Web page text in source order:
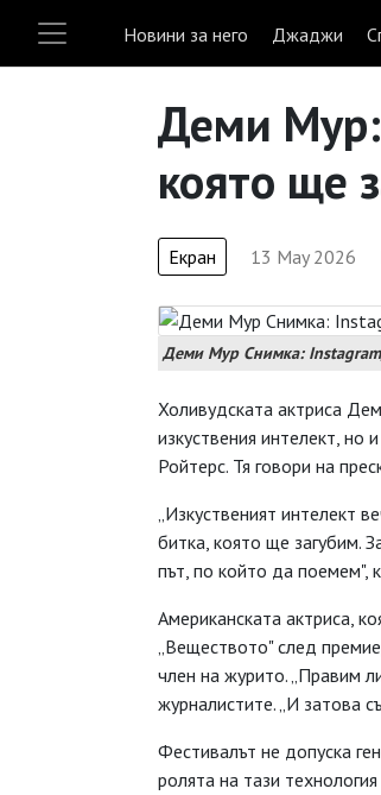
Новини за него Джаджи
Деми Мур:
която ще
Екран 13 May 2026
Деми Мур Снимка:
Холивудската актриса
изкуствения интелект,
Ройтерс. Тя говори на
„Изкуственият интелект
битка, която ще загубим.
път, по който да поемем",
Американската актриса,
„Веществото" след
член на журито. „Правим
журналистите. „И затова
Фестивалът не допуска
ролята на тази